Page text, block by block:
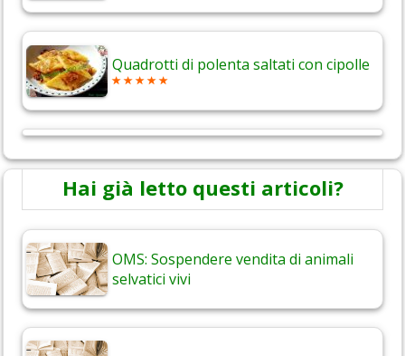
Quadrotti di polenta saltati con cipolle
Hai già letto questi articoli?
OMS: Sospendere vendita di animali
selvatici vivi